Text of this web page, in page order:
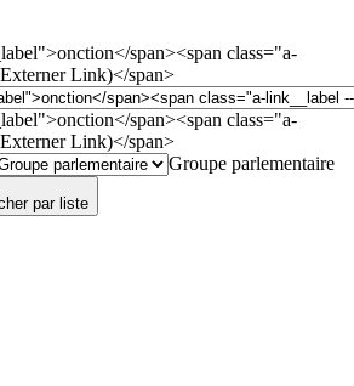
span><span class="a-
Link)</span>
span><span class="a-
Link)</span>
Groupe parlementaire
par liste